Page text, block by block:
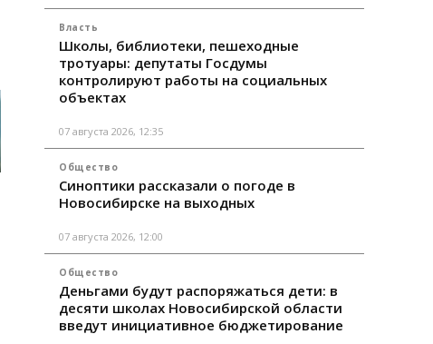
Власть
Школы, библиотеки, пешеходные
тротуары: депутаты Госдумы
контролируют работы на социальных
объектах
07 августа 2026, 12:35
Общество
Синоптики рассказали о погоде в
Новосибирске на выходных
07 августа 2026, 12:00
Общество
Деньгами будут распоряжаться дети: в
десяти школах Новосибирской области
введут инициативное бюджетирование